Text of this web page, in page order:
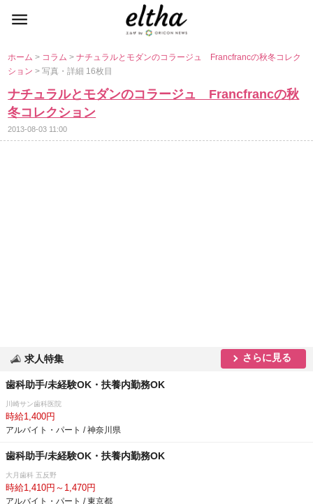
ホーム> コラム>ナチュラルとモダンのコラージュ Francfrancの秋冬コレク
ション> 写真・詳細 16枚目
ナチュラルとモダンのコラージュ Francfrancの秋
冬コレクション
2013-08-03 11:00
求人特集 さらに見る
歯科助手/未経験OK・扶養内勤務OK
川崎サン歯科医院
時給1,400円
アルバイト・パート / 神奈川県
歯科助手/未経験OK・扶養内勤務OK
大月歯科 五反野
時給1,410円～1,470円
アルバイト・パート / 東京都